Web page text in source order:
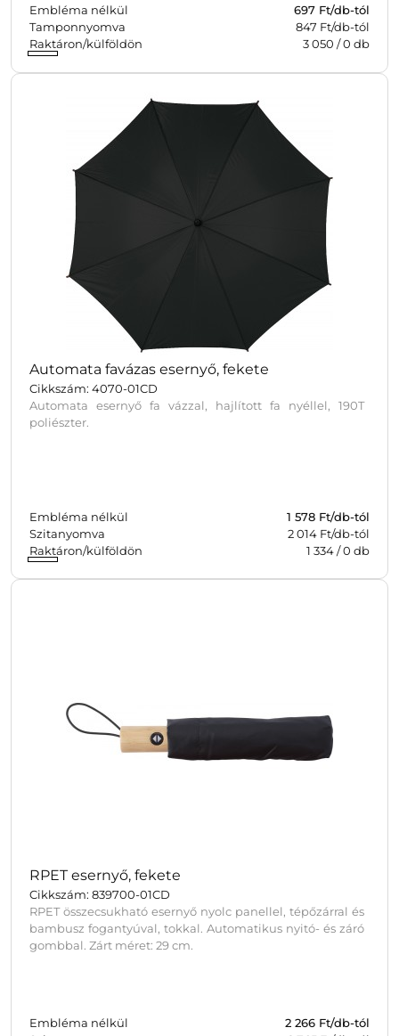
Embléma nélkül 697 Ft/db-tól
Tamponnyomva
847 Ft/db-tól
Raktáron/külföldön
3 050 /0 db
Automata favázas esernyő, fekete
Cikkszám: 4070-01CD
Automata esernyő fa vázzal, hajlított fa nyéllel, 190T
poliészter.
Embléma nélkül 1 578 Ft/db-tól
Szitanyomva
2 014 Ft/db-tól
Raktáron/külföldön
1 334/0 db
RPET esernyő, fekete
Cikkszám: 839700-01CD
RPET összecsukható esernyő nyolc panellel, tépőzárral és
bambusz fogantyúval, tokkal. Automatikus nyitó- és záró
gombbal. Zárt méret: 29 cm.
Embléma nélkül 2 266 Ft/db-tól